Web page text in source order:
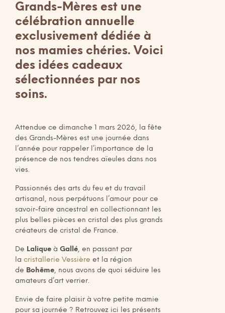
Grands-Mères est une
célébration annuelle
exclusivement dédiée à
nos mamies chéries. Voici
des idées cadeaux
sélectionnées par nos
soins.
Attendue ce dimanche 1 mars 2026, la fête
des Grands-Mères est une journée dans
l’année pour rappeler l’importance de la
présence de nos tendres aïeules dans nos
vies.
Passionnés des arts du feu et du travail
artisanal, nous perpétuons l’amour pour ce
savoir-faire ancestral en collectionnant les
plus belles pièces en cristal des plus grands
créateurs de cristal de France.
De Lalique à Gallé, en passant par
la cristallerie Vessière et la région
de Bohême, nous avons de quoi séduire les
amateurs d’art verrier.
Envie de faire plaisir à votre petite mamie
pour sa journée ? Retrouvez ici les présents